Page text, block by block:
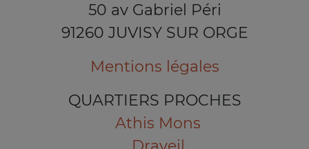
50 av Gabriel Péri
91260 JUVISY SUR ORGE
Mentions légales
QUARTIERS PROCHES
Athis Mons